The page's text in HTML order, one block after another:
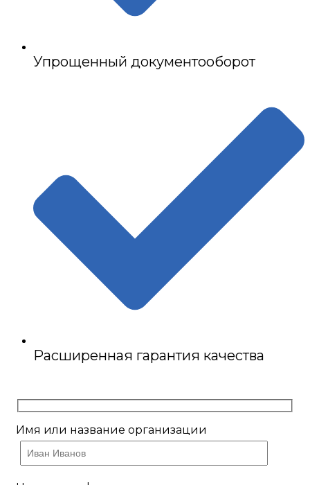
Упрощенный документооборот
Расширенная гарантия качества
Имя или название организации